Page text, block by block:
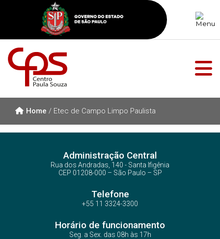
Home / Etec de Campo Limpo Paulista
Administração Central
Rua dos Andradas, 140 - Santa Ifigênia
CEP 01208-000 – São Paulo – SP
Telefone
+55 11 3324-3300
Horário de funcionamento
Seg. a Sex. das 08h às 17h